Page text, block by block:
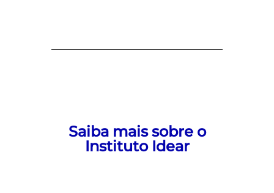
Saiba mais sobre o
Instituto Idear